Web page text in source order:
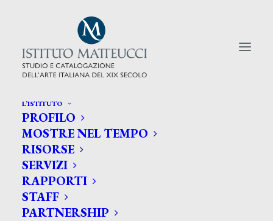
L’ISTITUTO
PROFILO
MOSTRE NEL TEMPO
RISORSE
SERVIZI
RAPPORTI
STAFF
PARTNERSHIP
CERCA TRA GLI ARTISTI:
Search
for: